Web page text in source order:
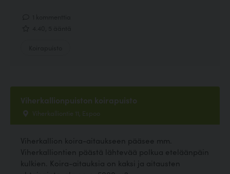
Viherkallionpuiston koirapuisto
Viherkalliontie 11, Espoo
Viherkallion koira-aitaukseen pääsee mm.
Viherkalliontien päästä lähtevää polkua eteläänpäin
kulkien. Koira-aitauksia on kaksi ja aitausten